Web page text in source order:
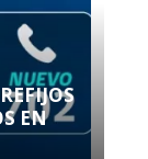
EN